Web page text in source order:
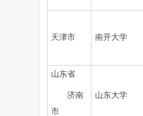
天津市 南开大学
山东省
济南
市
山东大学